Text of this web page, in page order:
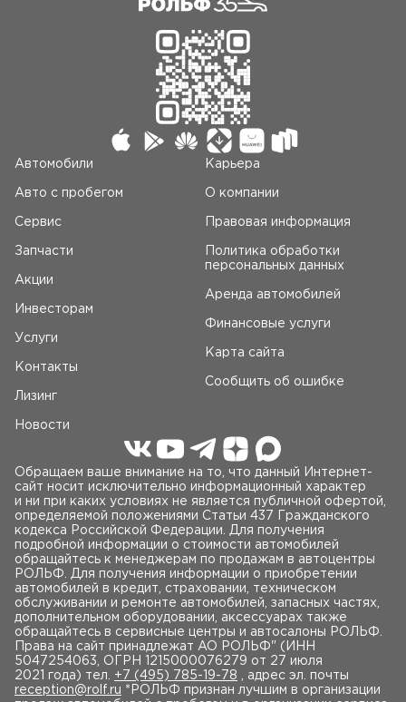
Автомобили
Авто c пробегом
Сервис
Запчасти
Акции
Инвесторам
Услуги
Контакты
Лизинг
Новости
Карьера
О компании
Правовая информация
Политика обработки
персональных данных
Аренда автомобилей
Финансовые услуги
Карта сайта
Сообщить об ошибке
Обращаем ваше внимание на то, что данный Интернет-
сайт носит исключительно информационный характер
и ни при каких условиях не является публичной офертой,
определяемой положениями Статьи 437 Гражданского
кодекса Российской Федерации. Для получения
подробной информации о стоимости автомобилей
обращайтесь к менеджерам по продажам в автоцентры
РОЛЬФ. Для получения информации о приобретении
автомобилей в кредит, страховании, техническом
обслуживании и ремонте автомобилей, запасных частях,
дополнительном оборудовании, аксессуарах также
обращайтесь в сервисные центры и автосалоны РОЛЬФ.
Права на сайт принадлежат AO РОЛЬФ" (ИНН
5047254063, ОГРН 1215000076279 от 27 июля
2021 года) тел. +7 (495) 785-19-78 , адрес эл. почты
reception@rolf.ru *РОЛЬФ признан лучшим в организации